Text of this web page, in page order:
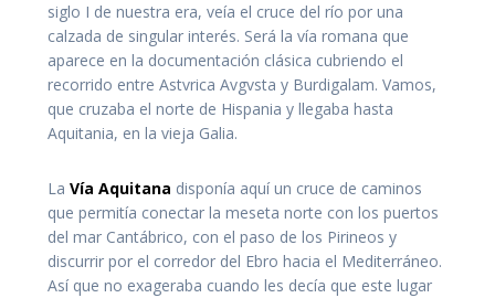
siglo I de nuestra era, veía el cruce del río por una
calzada de singular interés. Será la vía romana que
aparece en la documentación clásica cubriendo el
recorrido entre Astvrica Avgvsta y Burdigalam. Vamos,
que cruzaba el norte de Hispania y llegaba hasta
Aquitania, en la vieja Galia.
La Vía Aquitana disponía aquí un cruce de caminos
que permitía conectar la meseta norte con los puertos
del mar Cantábrico, con el paso de los Pirineos y
discurrir por el corredor del Ebro hacia el Mediterráneo.
Así que no exageraba cuando les decía que este lugar